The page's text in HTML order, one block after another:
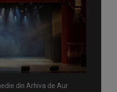
din Arhiva de Aur